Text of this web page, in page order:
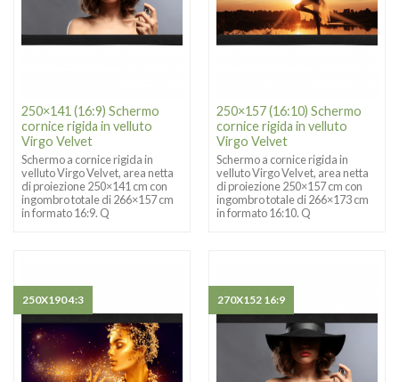
250×141 (16:9) Schermo
cornice rigida in velluto
Virgo Velvet
Schermo a cornice rigida in
velluto Virgo Velvet, area netta
di proiezione 250×141 cm con
ingombro totale di 266×157 cm
in formato 16:9. Q
250×157 (16:10) Schermo
cornice rigida in velluto
Virgo Velvet
Schermo a cornice rigida in
velluto Virgo Velvet, area netta
di proiezione 250×157 cm con
ingombro totale di 266×173 cm
in formato 16:10. Q
250X190 4:3 270X152 16:9